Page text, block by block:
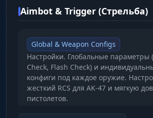
Aimbot & Trigger (Стрельба)
Global & Weapon Configs
Настройки. Глобальные параметры
Check, Flash Check) и
конфиги под каждое оружие.
жесткий RCS для AK-47 и мягкую
пистолетов.